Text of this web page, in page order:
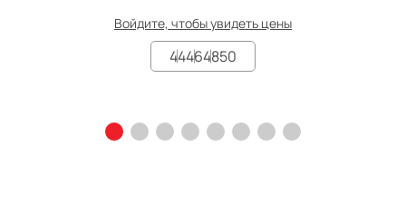
Войдите, чтобы увидеть цены
44464850